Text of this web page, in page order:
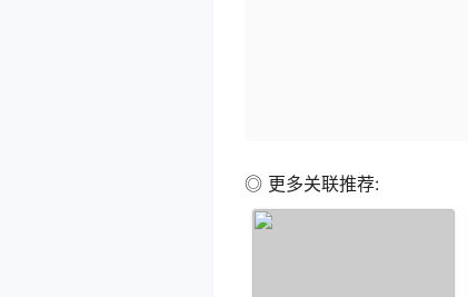
◎ 更多关联推荐: